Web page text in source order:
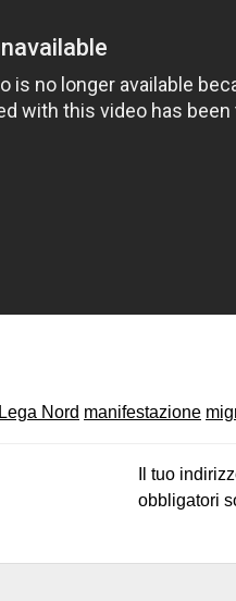
Lega Nord manifestazione
Il tuo
obbligatori